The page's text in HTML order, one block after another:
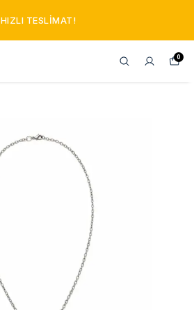
HIZLI TESLIMAT!
0